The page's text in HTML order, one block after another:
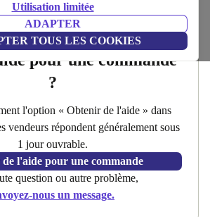
Utilisation limitée
ADAPTER
TOUS LES COOKIES
pour une commande
?
l'option « Obtenir de l'aide » dans
vendeurs répondent généralement sous
1 jour ouvrable.
l'aide pour une commande
question ou autre problème,
nous un message.